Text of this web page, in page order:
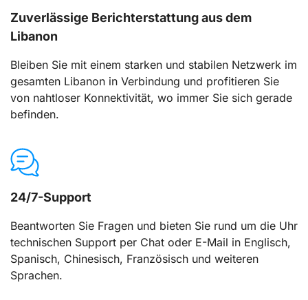
Zuverlässige Berichterstattung aus dem
Libanon
Bleiben Sie mit einem starken und stabilen Netzwerk im
gesamten Libanon in Verbindung und profitieren Sie
von nahtloser Konnektivität, wo immer Sie sich gerade
befinden.
24/7-Support
Beantworten Sie Fragen und bieten Sie rund um die Uhr
technischen Support per Chat oder E-Mail in Englisch,
Spanisch, Chinesisch, Französisch und weiteren
Sprachen.